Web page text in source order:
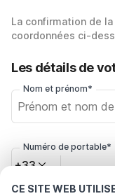
CE SITE WEB
La confirmation de
coordonnées ci-
Les détails de
Nom et prénom*
Numéro de portable*
+33